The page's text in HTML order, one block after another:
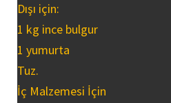
Dışı için:
1 kg ince bulgur
1 yumurta
Tuz.
İç Malzemesi İçin